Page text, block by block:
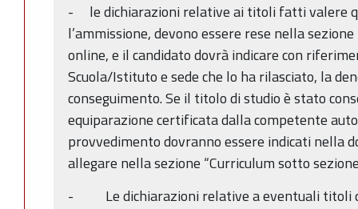
- le dichiarazioni relative ai titoli fatti valere
l’ammissione, devono essere rese nella
online, e il candidato dovrà indicare con
Scuola/Istituto e sede che lo ha rilasciato, la
conseguimento. Se il titolo di studio è stato
equiparazione certificata dalla competente
provvedimento dovranno essere indicati nella
allegare nella sezione “Curriculum sotto
- Le dichiarazioni relative a eventuali titoli